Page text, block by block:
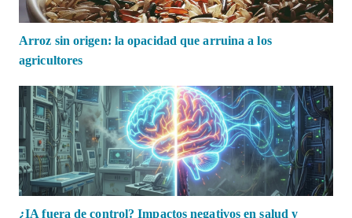
Arroz sin origen: la opacidad que arruina a los
agricultores
¿IA fuera de control? Impactos negativos en salud y